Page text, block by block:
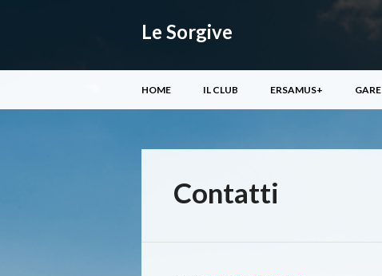
Le Sorgive
Menu principale
HOME IL CLUB ERSAMUS+ GARE
Contatti